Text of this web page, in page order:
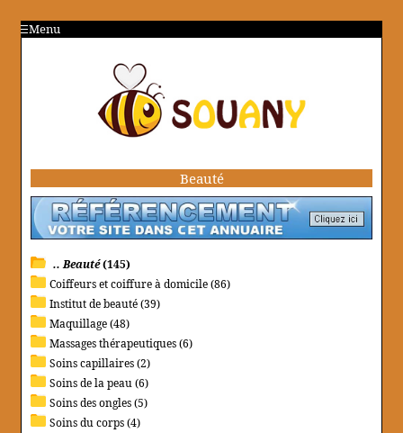
Menu
Beauté
.. Beauté(145)
Coiffeurs et coiffure à domicile (86)
Institut de beauté (39)
Maquillage (48)
Massages thérapeutiques (6)
Soins capillaires (2)
Soins de la peau (6)
Soins des ongles (5)
Soins du corps (4)